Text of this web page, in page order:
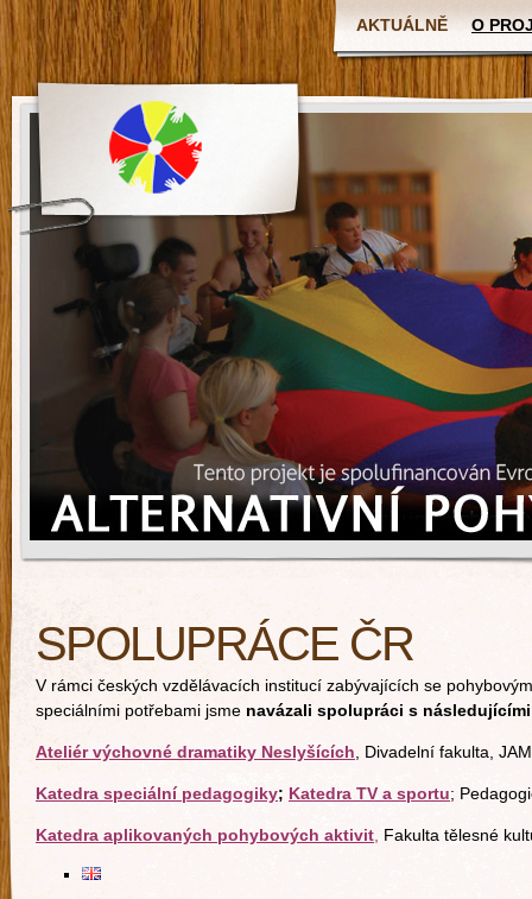
AKTUÁLNĚ O
SPOLUPRÁCE ČR
V rámci českých vzdělávacích institucí zabývajících se
speciálními potřebami jsme navázali spolupráci s
Ateliér výchovné dramatiky Neslyšících , Divadelní fakulta,
Katedra speciální pedagogiky; Katedra TV a sportu;
Katedra aplikovaných pohybových aktivit Fakulta tělesné